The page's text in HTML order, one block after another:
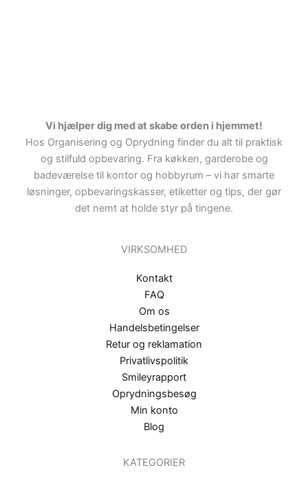
Vi hjælper dig med at skabe orden i hjemmet!
Hos Organisering og Oprydning finder du alt til praktisk
og stilfuld opbevaring. Fra køkken, garderobe og
badeværelse til kontor og hobbyrum – vi har smarte
løsninger, opbevaringskasser, etiketter og tips, der gør
det nemt at holde styr på tingene.
VIRKSOMHED
Kontakt
FAQ
Om os
Handelsbetingelser
Retur og reklamation
Privatlivspolitik
Smileyrapport
Oprydningsbesøg
Min konto
Blog
KATEGORIER